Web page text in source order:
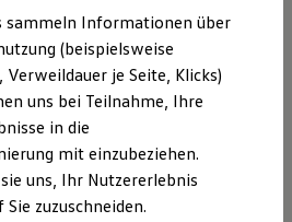
und Garantien
Class bei Volkswagen
Cookie-Richtlinie
Act (DSA)
Vertrag Widerrufen
sammeln Informationen über
(beispielsweise
je Seite, Klicks)
uns bei Teilnahme, Ihre
in die
mit einzubeziehen.
uns, Ihr Nutzererlebnis
zuzuschneiden.